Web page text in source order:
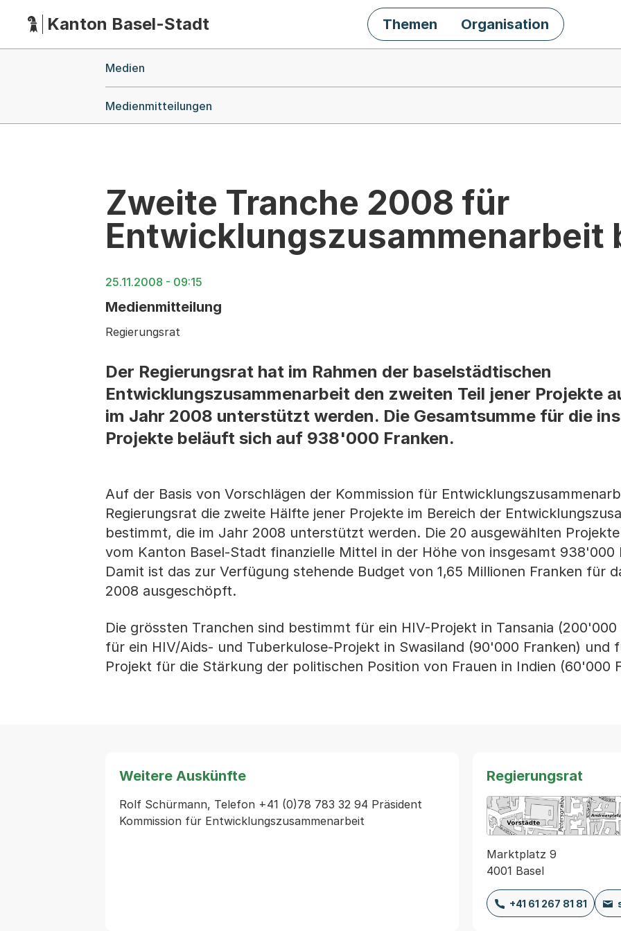
HauptnavigationKanton Basel-Stadt Themen Organisation
Medien
Medienmitteilungen
Zweite Tranche 2008 für
Entwicklungszusammenarbeit
25.11.2008 - 09:15
Medienmitteilung
Regierungsrat
Der Regierungsrat hat im Rahmen der baselstädtischen
Entwicklungszusammenarbeit den zweiten Teil jener Projekte
im Jahr 2008 unterstützt werden. Die Gesamtsumme für die
Projekte beläuft sich auf 938'000 Franken.
Auf der Basis von Vorschlägen der Kommission für
Regierungsrat die zweite Hälfte jener Projekte im Bereich der
bestimmt, die im Jahr 2008 unterstützt werden. Die 20 ausgewählten
vom Kanton Basel-Stadt finanzielle Mittel in der Höhe von insgesamt 938'000
Damit ist das zur Verfügung stehende Budget von 1,65 Millionen Franken für
2008 ausgeschöpft.
Die grössten Tranchen sind bestimmt für ein HIV-Projekt in Tansania (200'000
für ein HIV/Aids- und Tuberkulose-Projekt in Swasiland (90'000 Franken) und
Projekt für die Stärkung der politischen Position von Frauen in Indien (60'000
Weitere Auskünfte
Rolf Schürmann, Telefon +41 (0)78 783 32 94 Präsident
Kommission für Entwicklungszusammenarbeit
Regierungsrat
Marktplatz 9
4001 Basel
+41 61 267 81 81